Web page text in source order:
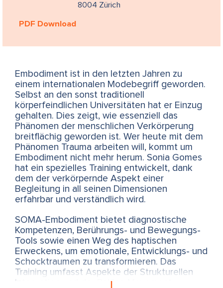
8004 Zürich
PDF Download
Embodiment ist in den letzten Jahren zu
einem internationalen Modebegriff geworden.
Selbst an den sonst traditionell
körperfeindlichen Universitäten hat er Einzug
gehalten. Dies zeigt, wie essenziell das
Phänomen der menschlichen Verkörperung
breitflächig geworden ist. Wer heute mit dem
Phänomen Trauma arbeiten will, kommt um
Embodiment nicht mehr herum. Sonia Gomes
hat ein spezielles Training entwickelt, dank
dem der verkörpernde Aspekt einer
Begleitung in all seinen Dimensionen
erfahrbar und verständlich wird.
SOMA-Embodiment bietet diagnostische
Kompetenzen, Berührungs- und Bewegungs-
Tools sowie einen Weg des haptischen
Erweckens, um emotionale, Entwicklungs- und
Schocktraumen zu transformieren. Das
Training umfasst Aspekte der Strukturellen
Integration und der Rolfing Movement